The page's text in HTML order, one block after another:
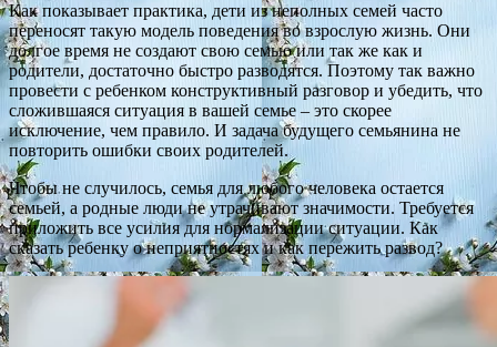
Как показывает практика, дети из неполных семей часто
переносят такую модель поведения во взрослую жизнь. Они
долгое время не создают свою семью или так же как и
родители, достаточно быстро разводятся. Поэтому так важно
провести с ребенком конструктивный разговор и убедить, что
сложившаяся ситуация в вашей семье – это скорее
исключение, чем правило. И задача будущего семьянина не
повторить ошибки своих родителей.
Чтобы не случилось, семья для любого человека остается
семьей, а родные люди не утрачивают значимости. Требуется
приложить все усилия для нормализации ситуации. Как
сказать ребенку о неприятностях и как пережить развод?